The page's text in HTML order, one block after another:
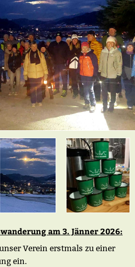
am 3. Jänner 2026:
Verein erstmals zu einer
ein.